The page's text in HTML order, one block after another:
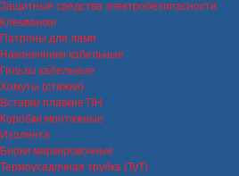
Защитные средства электробезопасности
Клеммники
Патроны для ламп
Наконечники кабельные
Гильзы кабельные
Хомуты (стяжки)
Вставки плавкие ПН
Коробки монтажные
Изолента
Бирки маркировочные
Термоусадочная трубка (ТуТ)